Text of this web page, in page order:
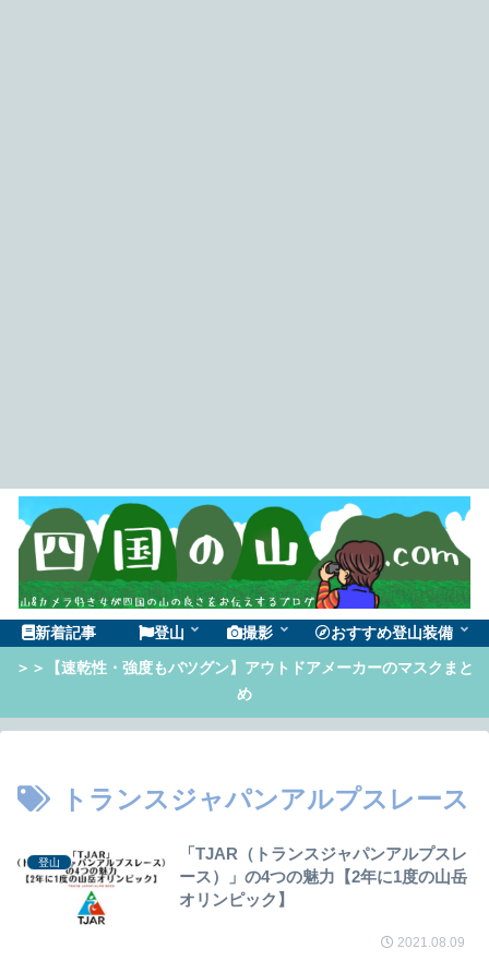
新着記事 登山 撮影 おすすめ登山装備
＞＞【速乾性・強度もバツグン】アウトドアメーカーのマスクまと
め
トランスジャパンアルプスレース
登山
「TJAR（トランスジャパンアルプスレ
ース）」の4つの魅力【2年に1度の山岳
オリンピック】
2021.08.09